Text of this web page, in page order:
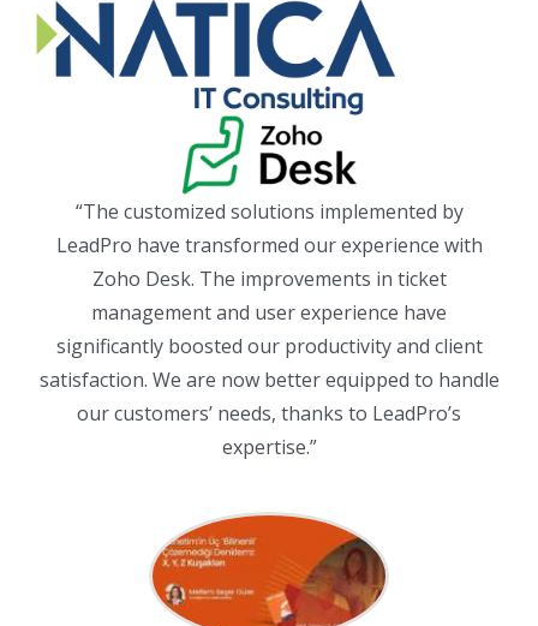
“The customized solutions implemented by
LeadPro have transformed our experience with
Zoho Desk. The improvements in ticket
management and user experience have
significantly boosted our productivity and client
satisfaction. We are now better equipped to handle
our customers’ needs, thanks to LeadPro’s
expertise.”